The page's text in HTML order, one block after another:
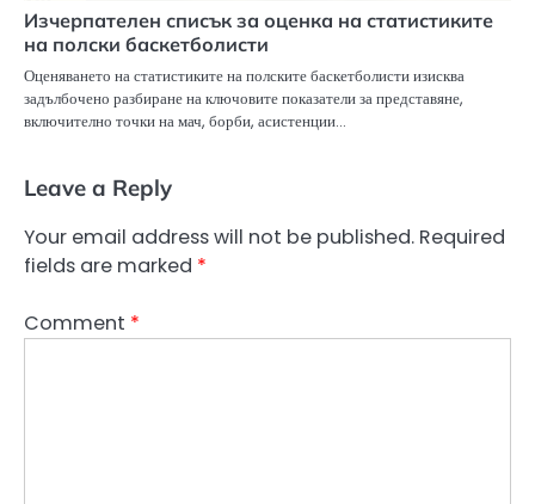
Изчерпателен списък за оценка на статистиките
на полски баскетболисти
Оценяването на статистиките на полските баскетболисти изисква
задълбочено разбиране на ключовите показатели за представяне,
включително точки на мач, борби, асистенции…
Leave a Reply
Your email address will not be published. Required
fields are marked *
Comment *